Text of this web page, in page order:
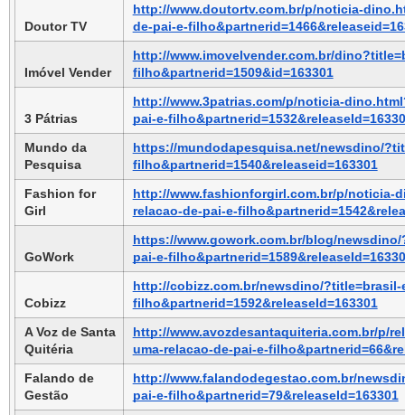
Doutor TV
http://www.doutortv.com.br/p/noticia-
de-pai-e-
Imóvel Vender
http://www.imovelvender.com.br/
filho&partnerid=1509&id=163301
3 Pátrias
http://www.3patrias.com/p/noticia-
pai-e-
Mundo da
Pesquisa
https://mundodapesquisa.net/newsdino/
filho&partnerid=1540&releaseid=163301
Fashion for
Girl
http://www.fashionforgirl.com.br/p/noticia-
relacao-de-pai-e-
GoWork
https://www.gowork.com.br/blog/
pai-e-
Cobizz
http://cobizz.com.br/newsdino/
filho&partnerid=1592&releaseId=163301
A Voz de Santa
Quitéria
http://www.avozdesantaquiteria.com.br/p/
uma-relacao-de-pai-e-
Falando de
Gestão
http://www.falandodegestao.com.br/
pai-e-filho&partnerid=79&releaseId=163301